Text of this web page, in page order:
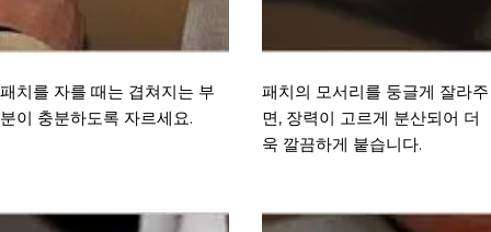
패치를 자를 때는 겹쳐지는 부
분이 충분하도록 자르세요.
패치의 모서리를 둥글게 잘라주
면, 장력이 고르게 분산되어 더
욱 깔끔하게 붙습니다.